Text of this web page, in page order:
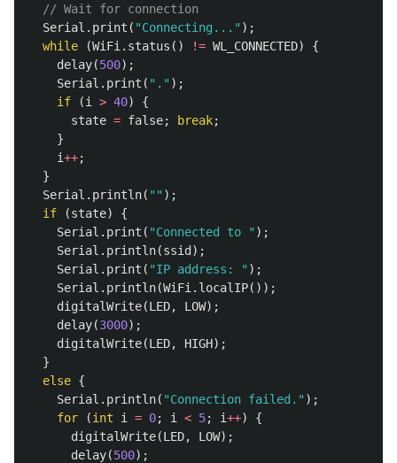
// Wait for connection
Serial . print ( "Connecting..." );
while
(WiFi . status () != WL_CONNECTED)
{
delay(500);
Serial . print ( "." );
if
(i > 40)
{
state = false; break;
}
i++;
}
Serial . println( "" );
if
(state)
{
Serial . print ( "Connected to " );
Serial . println(ssid );
Serial . print ( "IP address: " );
Serial . println(WiFi . localIP());
digitalWrite(LED, LOW);
delay(3000);
digitalWrite(LED, HIGH);
}
else {
Serial . println( "Connection failed." );
for
(int i = 0; i < 5; i++)
{
digitalWrite(LED, LOW);
delay(500);